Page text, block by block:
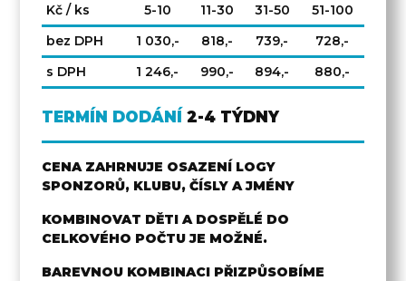
Kč / ks 5-10 11-30 31-50
51-100
bez DPH
1 030,- 818,- 739,-
728,-
s DPH
1 246,- 990,- 894,- 880,-
TERMÍN DODÁNÍ 2-4 TÝDNY
CENA ZAHRNUJE OSAZENÍ LOGY
SPONZORŮ, KLUBU, ČÍSLY A JMÉNY
KOMBINOVAT DĚTI A DOSPĚLÉ DO
CELKOVÉHO POČTU JE MOŽNÉ.
BAREVNOU KOMBINACI PŘIZPŮSOBÍME